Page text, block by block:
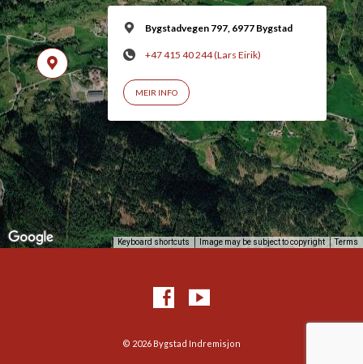
Keyboard shortcuts Image may be subject to copyright Terms
Bygstadvegen 797, 6977 Bygstad
+47 415 40 244 (Lars Eirik)
MEIR INFO
© 2026 Bygstad Indremisjon